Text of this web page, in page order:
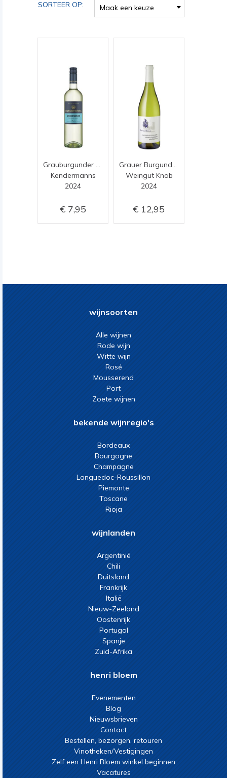
SORTEER OP: Maak een keuze
Grauburgunder Trocken
Kendermanns
2024
7,95
Grauer Burgunder Endinger Engelsberg
Weingut Knab
2024
12,95
wijnsoorten
Alle wijnen
Rode wijn
Witte wijn
Rosé
Mousserend
Port
Zoete wijnen
bekende wijnregio's
Bordeaux
Bourgogne
Champagne
Languedoc-Roussillon
Piemonte
Toscane
Rioja
wijnlanden
Argentinië
Chili
Duitsland
Frankrijk
Italië
Nieuw-Zeeland
Oostenrijk
Portugal
Spanje
Zuid-Afrika
henri bloem
Evenementen
Blog
Nieuwsbrieven
Contact
Bestellen, bezorgen, retouren
Vinotheken/Vestigingen
Zelf een Henri Bloem winkel beginnen
Vacatures